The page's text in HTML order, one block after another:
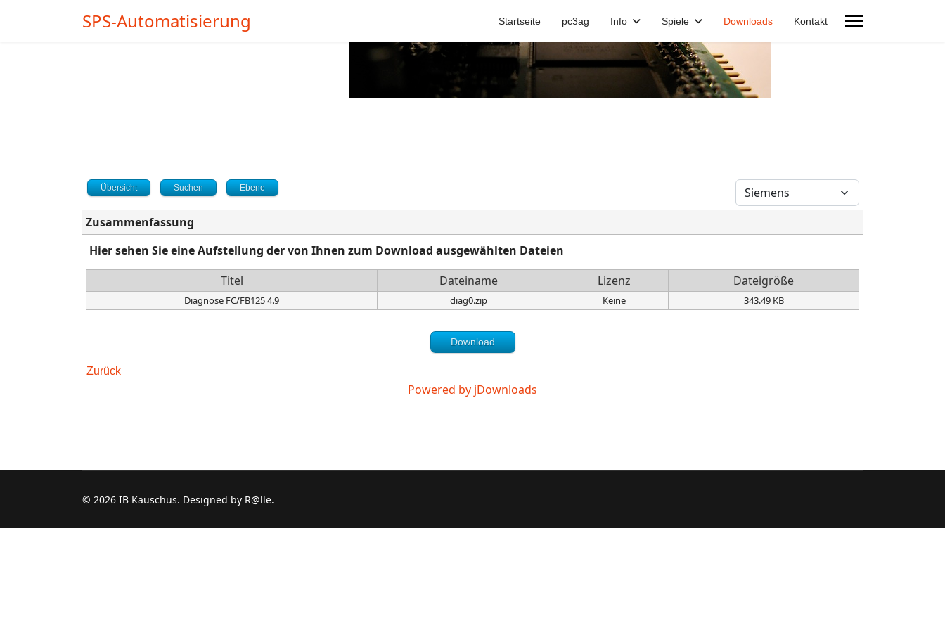
SPS-Automatisierung Startseite pc3ag Info Spiele Downloads Kontakt
Übersicht Suchen Ebene
Zusammenfassung
Hier sehen Sie eine Aufstellung der von Ihnen zum Download ausgewählten Dateien
Titel
Dateiname Lizenz Dateigröße
Diagnose FC/FB125 4.9 diag0.zip Keine 343.49 KB
Download
Zurück
Powered by jDownloads
© 2026 IB Kauschus. Designed by R@lle.